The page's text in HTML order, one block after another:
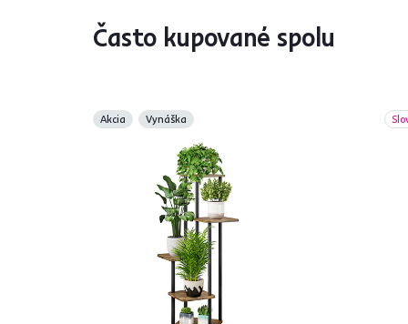
Často kupované spolu
Akcia Vynáška